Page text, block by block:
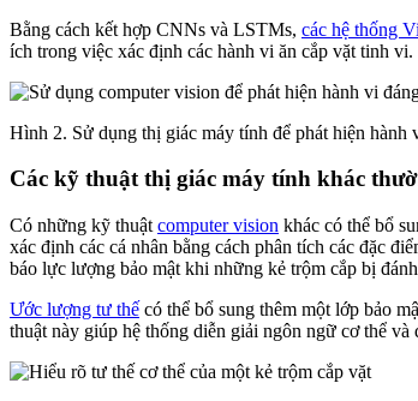
Bằng cách kết hợp CNNs và LSTMs, các hệ thống
ích trong việc xác định các hành vi ăn cắp vặt tinh vi.
Hình 2. Sử dụng thị giác máy tính để phát hiện hành
Các kỹ thuật thị giác máy tính khác
Có những kỹ thuật computer vision khác có thể bổ
xác định các cá nhân bằng cách phân tích các đặc
báo lực lượng bảo mật khi những kẻ trộm cắp bị
Ước lượng tư thế có thể bổ sung thêm một lớp bảo
thuật này giúp hệ thống diễn giải ngôn ngữ cơ thể và